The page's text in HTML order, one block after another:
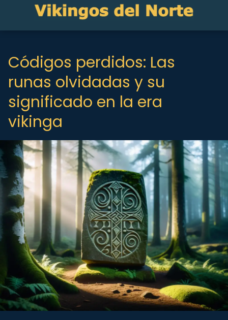
Códigos perdidos: Las
runas olvidadas y su
significado en la era
vikinga